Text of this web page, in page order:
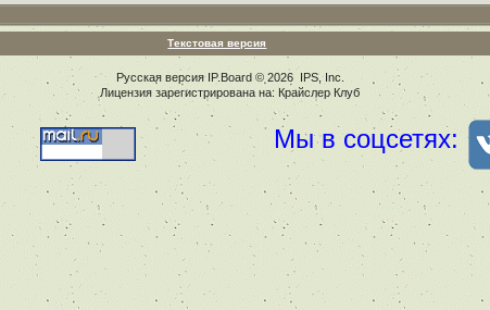
Текстовая версия
Русская версия IP.Board© 2026 IPS, Inc
Лицензия зарегистрирована на: Крайслер Клуб
Мы в соцсетях: